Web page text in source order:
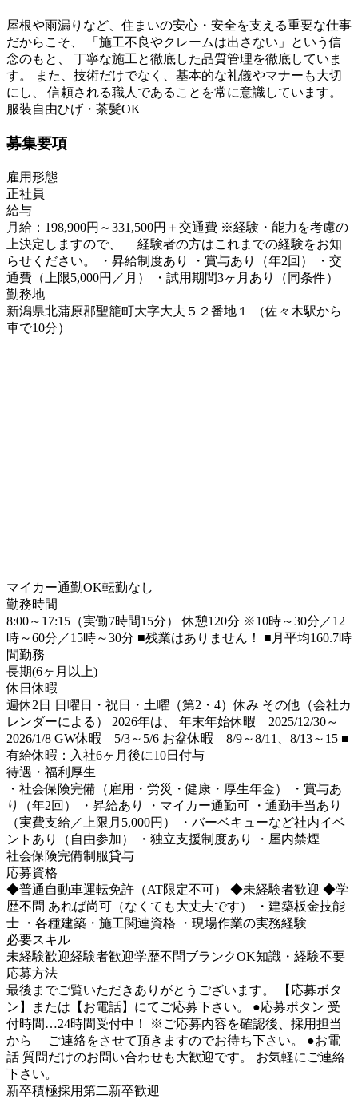
屋根や雨漏りなど、住まいの安心・安全を支える重要な仕事
だからこそ、 「施工不良やクレームは出さない」という信
念のもと、 丁寧な施工と徹底した品質管理を徹底していま
す。 また、技術だけでなく、基本的な礼儀やマナーも大切
にし、 信頼される職人であることを常に意識しています。
服装自由ひげ・茶髪OK
募集要項
雇用形態
正社員
給与
月給：198,900円～331,500円＋交通費 ※経験・能力を考慮の
上決定しますので、 経験者の方はこれまでの経験をお知
らせください。 ・昇給制度あり ・賞与あり（年2回） ・交
通費（上限5,000円／月） ・試用期間3ヶ月あり（同条件）
勤務地
新潟県北蒲原郡聖籠町大字大夫５２番地１ （佐々木駅から
車で10分）
マイカー通勤OK転勤なし
勤務時間
8:00～17:15（実働7時間15分） 休憩120分 ※10時～30分／12
時～60分／15時～30分 ■残業はありません！ ■月平均160.7時
間勤務
長期(6ヶ月以上)
休日休暇
週休2日 日曜日・祝日・土曜（第2・4）休み その他（会社カ
レンダーによる） 2026年は、 年末年始休暇 2025/12/30～
2026/1/8 GW休暇 5/3～5/6 お盆休暇 8/9～8/11、8/13～15 ■
有給休暇：入社6ヶ月後に10日付与
待遇・福利厚生
・社会保険完備（雇用・労災・健康・厚生年金） ・賞与あ
り（年2回） ・昇給あり ・マイカー通勤可 ・通勤手当あり
（実費支給／上限月5,000円） ・バーベキューなど社内イベ
ントあり（自由参加） ・独立支援制度あり ・屋内禁煙
社会保険完備制服貸与
応募資格
◆普通自動車運転免許（AT限定不可） ◆未経験者歓迎 ◆学
歴不問 あれば尚可（なくても大丈夫です） ・建築板金技能
士 ・各種建築・施工関連資格 ・現場作業の実務経験
必要スキル
未経験歓迎経験者歓迎学歴不問ブランクOK知識・経験不要
応募方法
最後までご覧いただきありがとうございます。 【応募ボタ
ン】または【お電話】にてご応募下さい。 ●応募ボタン 受
付時間…24時間受付中！ ※ご応募内容を確認後、採用担当
から ご連絡をさせて頂きますのでお待ち下さい。 ●お電
話 質問だけのお問い合わせも大歓迎です。 お気軽にご連絡
下さい。
新卒積極採用第二新卒歓迎